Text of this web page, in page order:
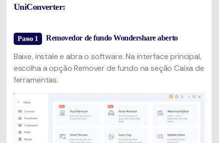
UniConverter:
Passo 1 Removedor de fundo Wondershare aberto
Baixe, instale e abra o software. Na interface principal,
escolha a opção Remover de fundo na seção Caixa de
ferramentas.